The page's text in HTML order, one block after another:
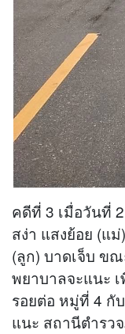
คดีที่ 3 เมื่อวันที่
สง่า แสงย้อย (แ
(ลูก) บาดเจ็บ ข
พยาบาลจะแนะ
รอยต่อ หมู่ที่ 4 กั
แนะ สถานีตำรว